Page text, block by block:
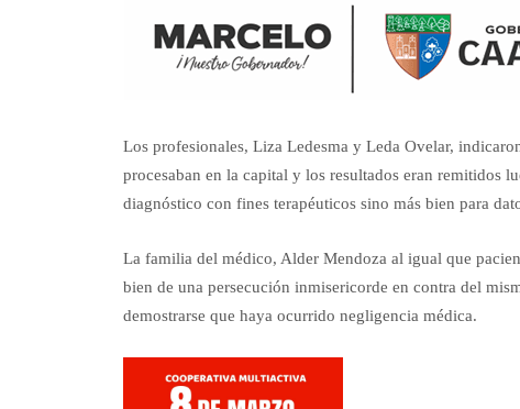
Los profesionales, Liza Ledesma y Leda Ovelar,
procesaban en la capital y los resultados eran remitidos
diagnóstico con fines terapéuticos sino más bien para
La familia del médico, Alder Mendoza al igual que
bien de una persecución inmisericorde en contra del
demostrarse que haya ocurrido negligencia médica.